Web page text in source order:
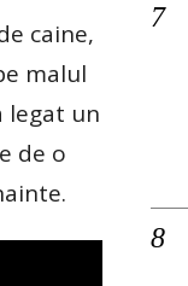
caine,
malul
legat un
de o